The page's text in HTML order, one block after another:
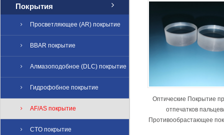
Покрытия
Просветляющее (AR) покрытие
BBAR покрытие
Алмазоподобное (DLC) покрытие
Гидрофобное покрытие
AF/AS покрытие
CTO покрытие
Оптические Покрытие
отпечатков пальцев/
Противообрастающее